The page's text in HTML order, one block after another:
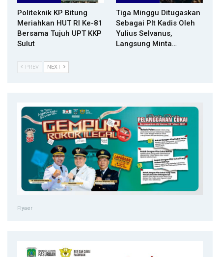
Politeknik KP Bitung
Meriahkan HUT RI Ke-81
Bersama Tujuh UPT KKP
Sulut
Tiga Minggu Ditugaskan
Sebagai Plt Kadis Oleh
Yulius Selvanus,
Langsung Minta…
PREV NEXT
Flyaer